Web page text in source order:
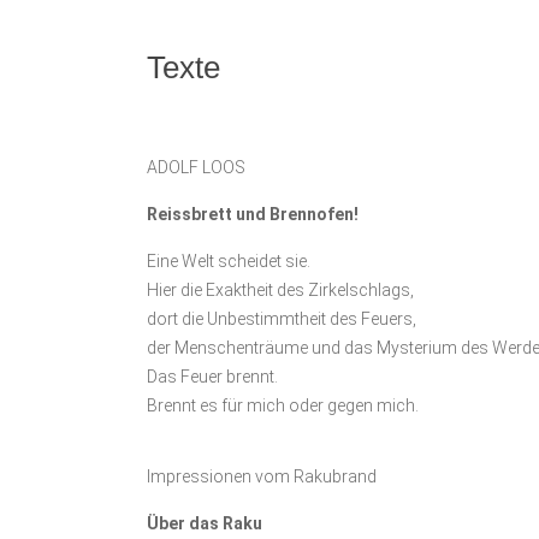
Texte
ADOLF LOOS
Reissbrett und Brennofen!
Eine Welt scheidet sie.
Hier die Exaktheit des Zirkelschlags,
dort die Unbestimmtheit des Feuers,
der Menschenträume und das Mysterium des
Das Feuer brennt.
Brennt es für mich oder gegen mich.
Impressionen vom Rakubrand
Über das Raku